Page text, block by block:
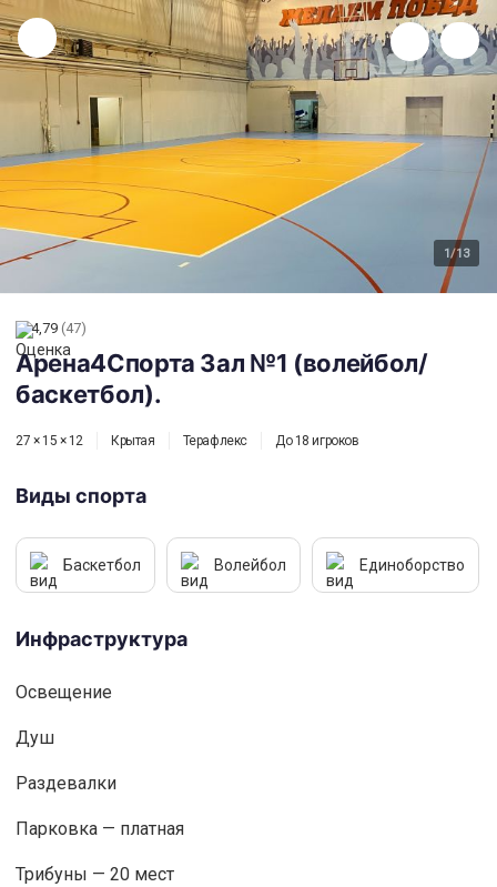
1/13
Арена4Спорта Зал №1 (волейбол/баскетбол).
4,79 (47)
Арена4Спорта Зал №1 (волейбол/
баскетбол).
27 × 15 × 12 Крытая Терафлекс До 18 игроков
Виды спорта
Баскетбол Волейбол Единоборство
Инфраструктура
Освещениe
Душ
Раздевалки
Парковка — платная
Трибуны — 20 мест